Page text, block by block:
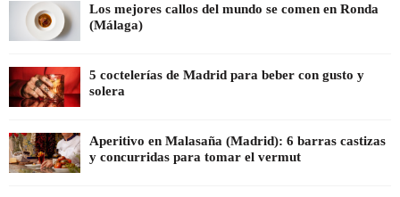
Los mejores callos del mundo se comen en Ronda
(Málaga)
5 coctelerías de Madrid para beber con gusto y
solera
Aperitivo en Malasaña (Madrid): 6 barras castizas
y concurridas para tomar el vermut